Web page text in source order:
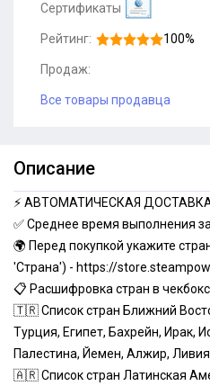
Сертификаты
Рейтинг: 100%
Продаж:
Все товары продавца
Описание
⚡️ АВТОМАТИЧЕСКАЯ ДОСТАВКА
✅ Среднее время выполнения
🌍 Перед покупкой укажите
'Страна') - https://
📋 Расшифровка стран в
🇹🇷Список стран Ближний
Турция, Египет, Бахрейн, Ирак,
Палестина, Йемен, Алжир,
🇦🇷Список стран Латинская